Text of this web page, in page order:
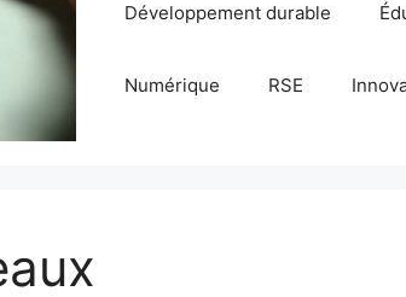
Développement durable
Numérique RSE